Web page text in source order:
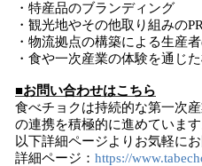
・特産品のブランディング
・観光地やその他取り組みのPR
・物流拠点の構築による生産
・食や一次産業の体験を通じ
■お問い合わせはこちら
食べチョクは持続的な第一次
の連携を積極的に進めています
以下詳細ページよりお気軽に
詳細ページ： https://